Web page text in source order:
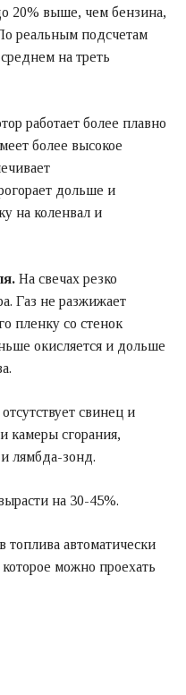
20% выше, чем бензина,
реальным подсчетам
на треть
работает более плавно
более высокое
дольше и
на коленвал и
На свечах резко
Газ не разжижает
пленку со стенок
окисляется и дольше
свинец и
камеры сгорания,
лямбда-зонд.
на 30-45%.
топлива автоматически
можно проехать